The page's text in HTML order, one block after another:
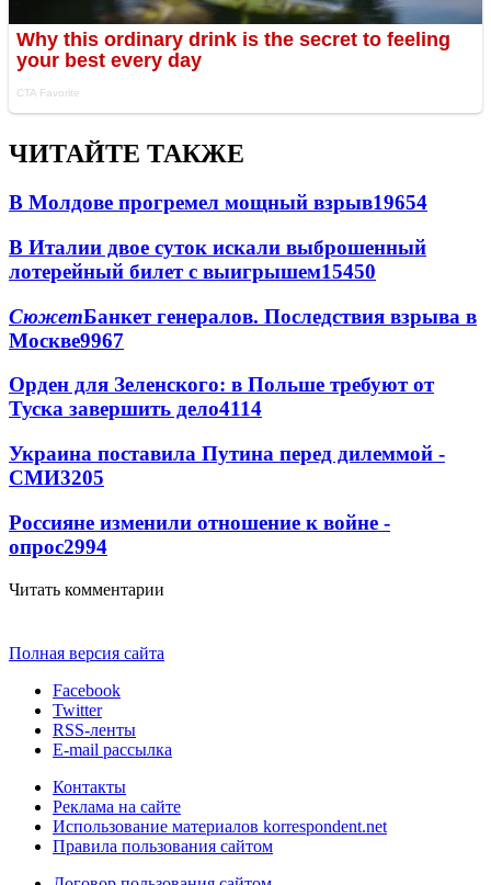
ЧИТАЙТЕ ТАКЖЕ
В Молдове прогремел мощный взрыв19654
В Италии двое суток искали выброшенный
лотерейный билет с выигрышем15450
СюжетБанкет генералов. Последствия взрыва в
Москве9967
Орден для Зеленского: в Польше требуют от
Туска завершить дело4114
Украина поставила Путина перед дилеммой -
СМИ3205
Россияне изменили отношение к войне -
опрос2994
Читать комментарии
Полная версия сайта
Facebook
Twitter
RSS-ленты
E-mail рассылка
Контакты
Реклама на сайте
Использование материалов korrespondent.net
Правила пользования сайтом